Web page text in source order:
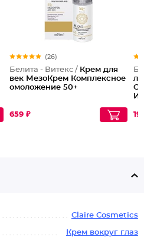
(26)
Белита - Витекс / Крем для
век МезоКрем Комплексное
омоложение 50+
659 ₽
Claire Cosmetics
Крем вокруг глаз